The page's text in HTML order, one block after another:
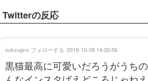
Twitterの反応
黒猫最高に可愛いだろうがうち
ouksugmi フォローする 2018-10-08 14:26:56